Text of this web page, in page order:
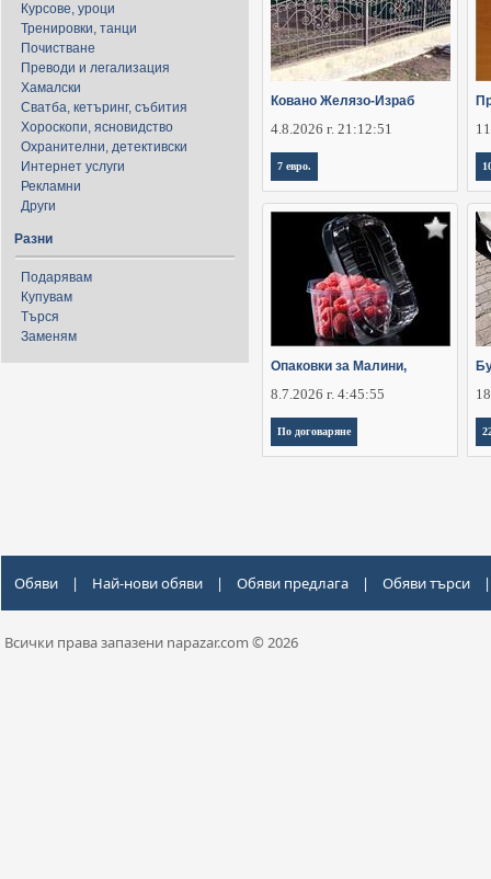
Курсове, уроци
Тренировки, танци
Почистване
Преводи и легализация
Хамалски
Сватба, кетъринг, събития
Хороскопи, ясновидство
Охранителни, детективски
Интернет услуги
Рекламни
Други
Разни
Подарявам
Купувам
Търся
Заменям
Ковано Желязо-Израб
4.8.2026 г. 21:12:51
7 евро.
Опаковки за Малини,
8.7.2026 г. 4:45:55
По договаряне
Обяви | Най-нови обяви | Обяви предлага | Обяви търси |
Всички права запазени napazar.com © 2026